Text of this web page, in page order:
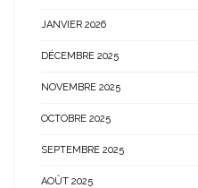
JANVIER 2026
DÉCEMBRE 2025
NOVEMBRE 2025
OCTOBRE 2025
SEPTEMBRE 2025
AOÛT 2025